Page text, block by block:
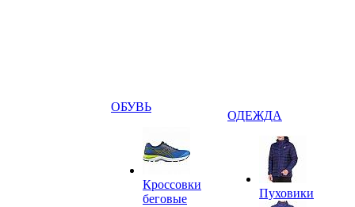
ОБУВЬ
Кроссовки
беговые
ОДЕЖДА
Пуховики